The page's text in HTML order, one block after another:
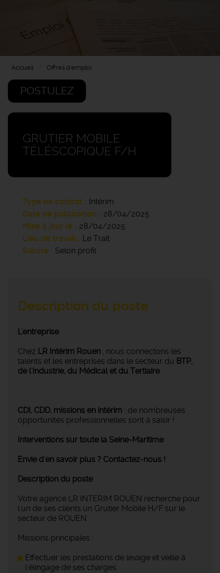
Accueil Offres d'emploi
POSTULEZ
GRUTIER MOBILE
TÉLÉSCOPIQUE F/H
Type de contrat
Intérim
Date de publication
28/04/2025
Mise à jour le
28/04/2025
Lieu de travail
Le Trait
Salaire
Selon profil
Description du poste
L'entreprise
Chez LR Intérim Rouen , nous connectons les
talents et les entreprises dans le secteur du BTP,
de l'Industrie, du Médical et du Tertiaire.
CDI, CDD, missions en intérim : de nombreuses
opportunités professionnelles sont à saisir !
Interventions sur toute la Seine-Maritime
Envie d'en savoir plus ? Contactez-nous !
Description du poste
Votre agence LR INTERIM ROUEN recherche pour
l'un de ses clients un Grutier Mobile H/F sur le
secteur de ROUEN.
Missions principales :
Effectuer les prestations de levage et veille à
l'élingage de ses charges.